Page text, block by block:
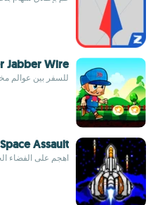
Jabber Wire
للسفر بين عوالم
Space Assault
اهجم على الفضاء